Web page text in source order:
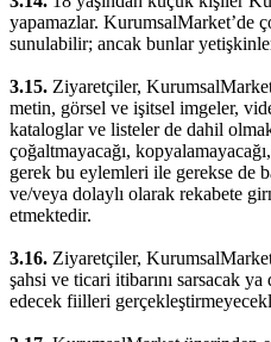
yapamazlar. KurumsalMarket’de
sunulabilir; ancak bunlar
3.15. Ziyaretçiler,
metin, görsel ve işitsel imgeler,
kataloglar ve listeler de dahil
çoğaltmayacağı,
gerek bu eylemleri ile gerekse de
ve/veya dolaylı olarak rekabete
etmektedir.
3.16. Ziyaretçiler,
şahsi ve ticari itibarını sarsacak
edecek fiilleri